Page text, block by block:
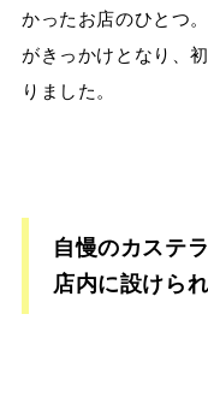
かったお店のひとつ
がきっかけとなり、
りました。
自慢のカステ
店内に設けら